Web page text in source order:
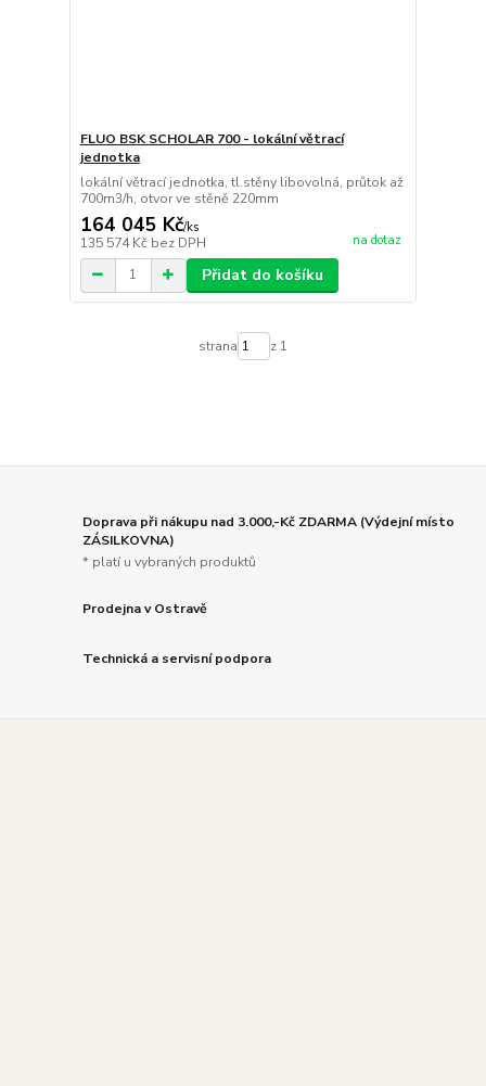
FLUO BSK SCHOLAR 700 - lokální větrací
jednotka
lokální větrací jednotka, tl.stěny libovolná, průtok až
700m3/h, otvor ve stěně 220mm
164 045 Kč/ks
135 574 Kč bez DPH na dotaz
Přidat do košíku
strana z 1
Doprava při nákupu nad 3.000,-Kč ZDARMA (Výdejní místo
ZÁSILKOVNA)
* platí u vybraných produktů
Prodejna v Ostravě
Technická a servisní podpora